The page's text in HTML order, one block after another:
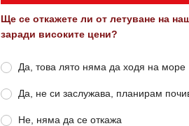
Ще се откажете ли от летуване на
заради високите цени?
Да, това лято няма да ходя на море
Да, не си заслужава, планирам
Не, няма да се откажа